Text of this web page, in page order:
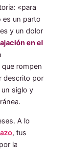
«para
es un parto
y un dolor
en el
rompen
descrito por
siglo y
A lo
, tus
la